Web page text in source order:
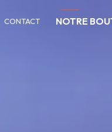
CONTACT NOTRE